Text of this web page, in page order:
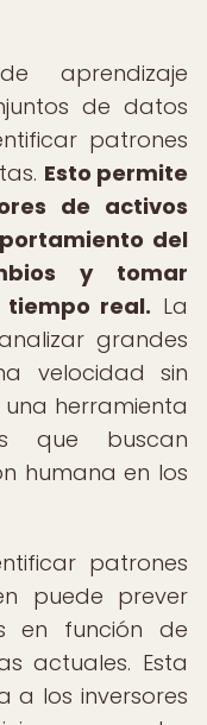
aprendizaje
de datos
patrones
Esto permite
de activos
del
y tomar
tiempo real. La
grandes
velocidad sin
herramienta
que buscan
humana en los
patrones
puede prever
en función de
actuales. Esta
los inversores